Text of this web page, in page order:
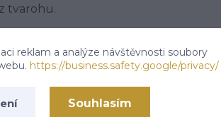
tvarohu.
37821
reklam a analýze návštěvnosti soubory
https://business.safety.google/privacy/
Souhlasím